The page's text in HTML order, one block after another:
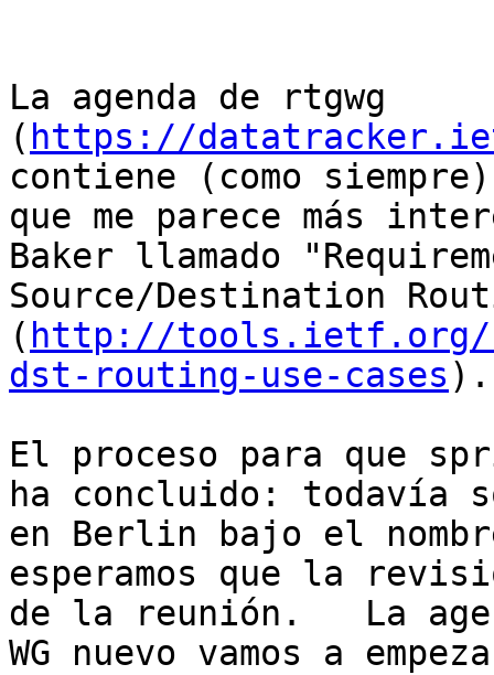
La agenda de rtgwg
( https://
contiene (como
que me parece más
Baker llamado
Source/Destination
( http://tools.ietf.org/
dst-routing-use-cases ).
El proceso para que
ha concluido: todavía
en Berlin bajo el
esperamos que la
de la reunión.   La
WG nuevo vamos a